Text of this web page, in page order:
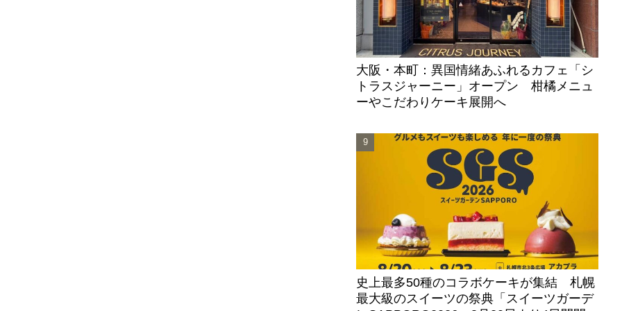
大阪・本町：異国情緒あふれるカフェ「シ
トラスジャーニー」オープン 柑橘メニュ
ーやこだわりケーキ展開へ
史上最多50種のコラボケーキが集結 札幌
最大級のスイーツの祭典「スイーツガーデ